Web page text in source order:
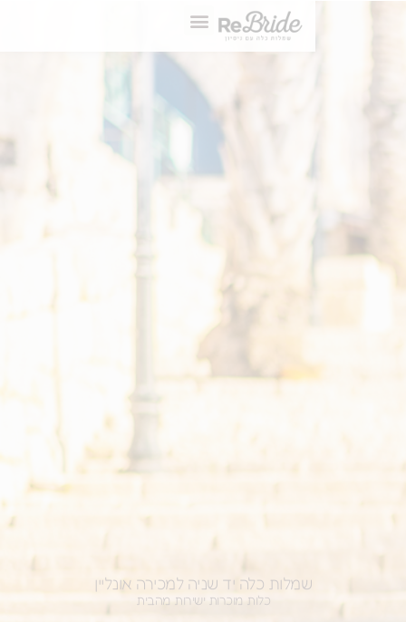
שמלות כלה יד שניה למכירה אונליין
כלות מוכרות ישירות מהבית